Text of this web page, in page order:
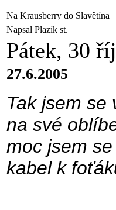
Na Krausberry do Slavětína
Napsal Plazík st.
Pátek, 30
27.6.2005
Tak jsem se
na své
moc jsem
kabel k